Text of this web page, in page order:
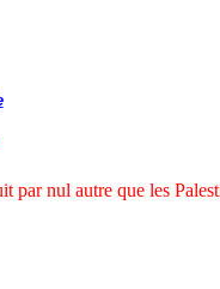
par nul autre que les